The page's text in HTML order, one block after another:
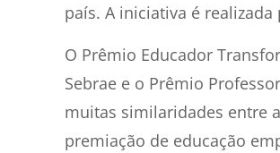
país. A iniciativa é
O Prêmio Educador
Sebrae e o Prêmio
muitas similaridades entre
premiação de educação